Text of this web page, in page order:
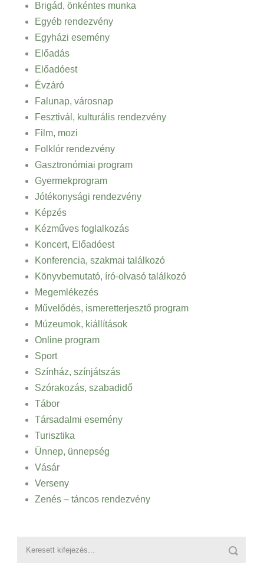
Brigád, önkéntes munka
Egyéb rendezvény
Egyházi esemény
Előadás
Előadóest
Évzáró
Falunap, városnap
Fesztivál, kulturális rendezvény
Film, mozi
Folklór rendezvény
Gasztronómiai program
Gyermekprogram
Jótékonysági rendezvény
Képzés
Kézműves foglalkozás
Koncert, Előadóest
Konferencia, szakmai találkozó
Könyvbemutató, író-olvasó találkozó
Megemlékezés
Művelődés, ismeretterjesztő program
Múzeumok, kiállítások
Online program
Sport
Színház, színjátszás
Szórakozás, szabadidő
Tábor
Társadalmi esemény
Turisztika
Ünnep, ünnepség
Vásár
Verseny
Zenés – táncos rendezvény